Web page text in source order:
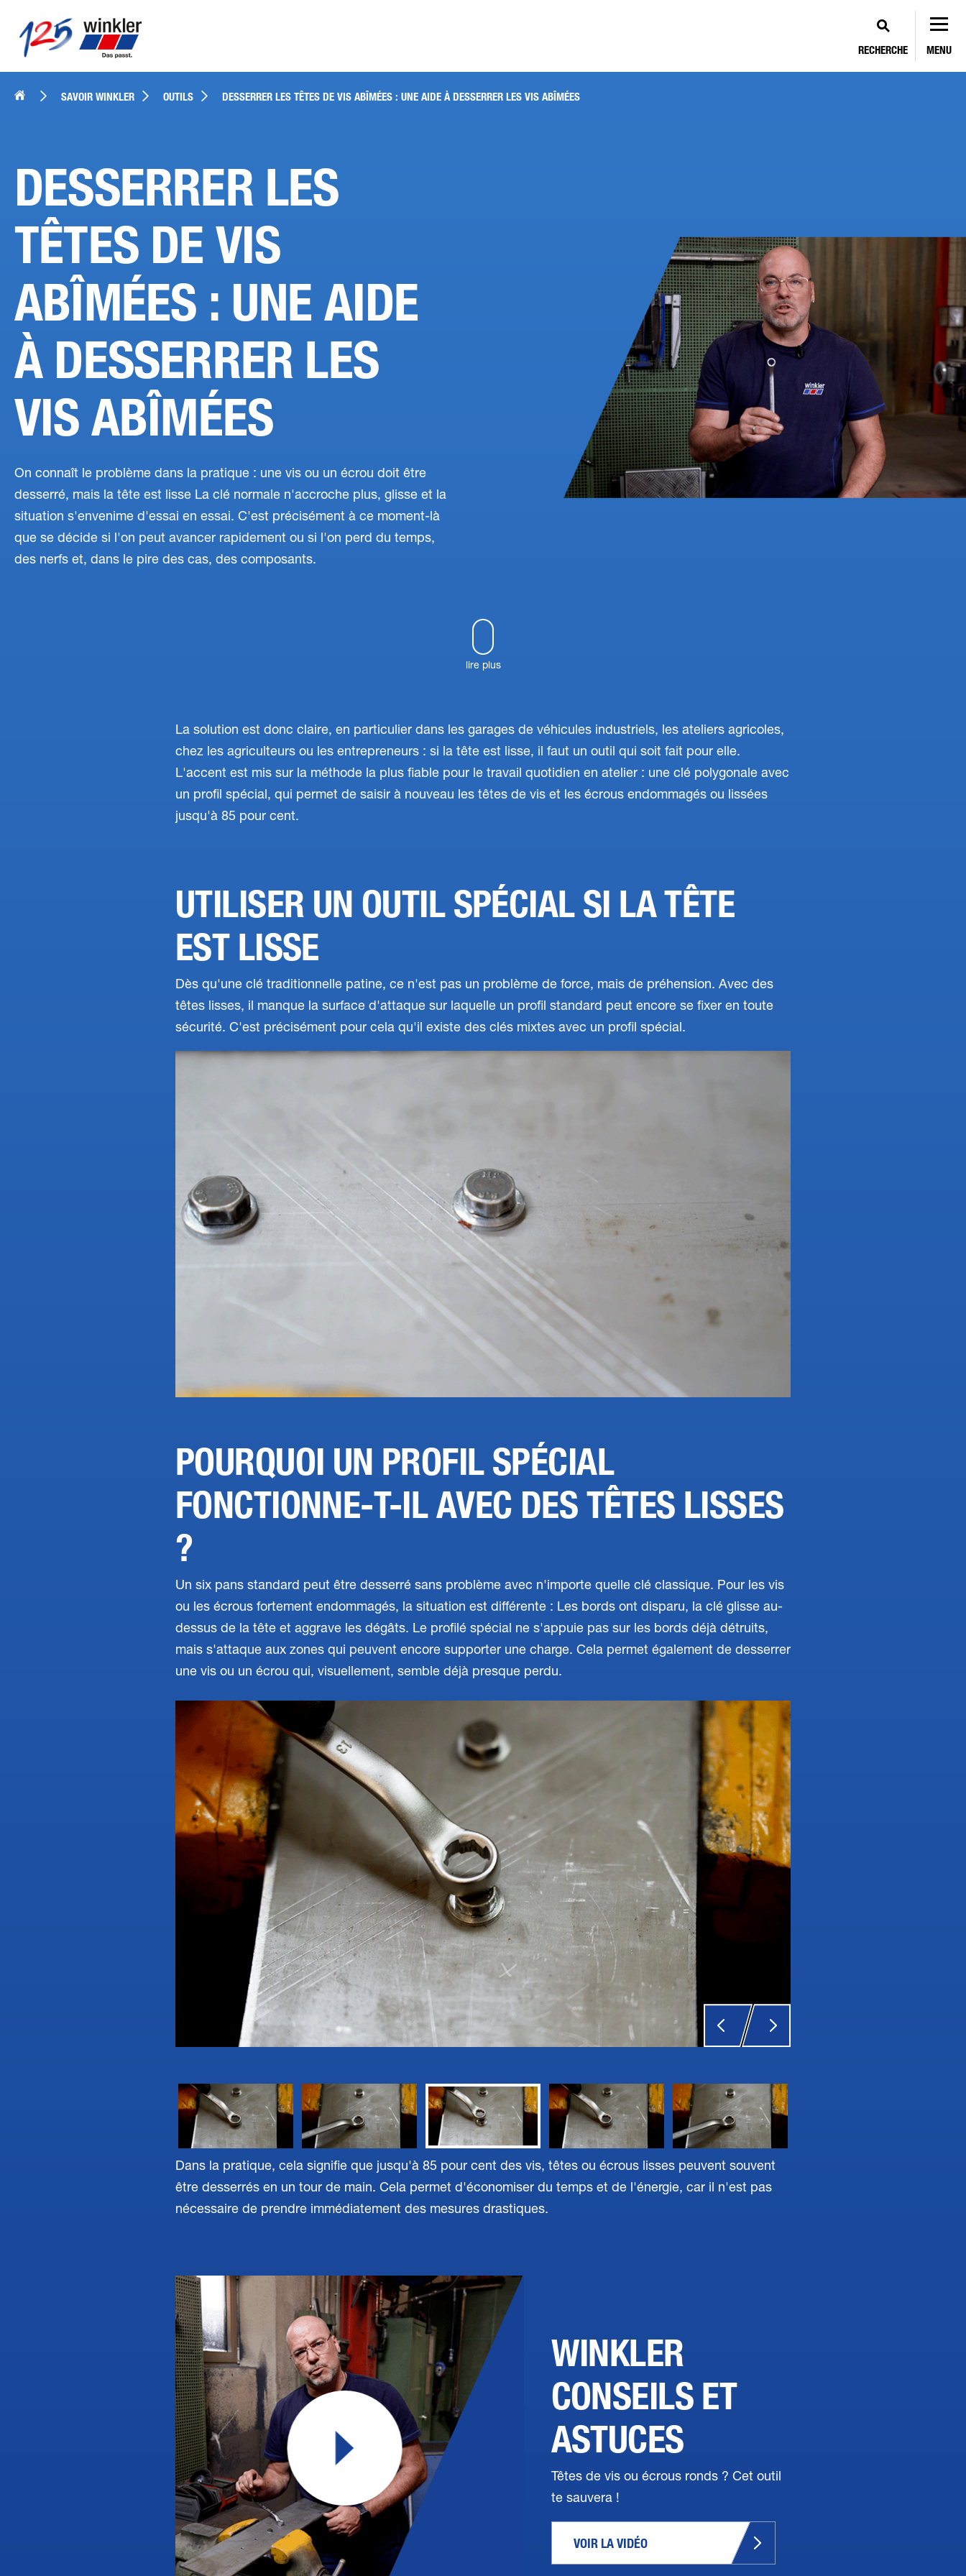
RECHERCHE MENU
SAVOIR WINKLER OUTILS DESSERRER LES TÊTES DE VIS ABÎMÉES : UNE AIDE À DESSERRER LES VIS ABÎMÉES
DESSERRER LES
TÊTES DE VIS
ABÎMÉES : UNE AIDE
À DESSERRER LES
VIS ABÎMÉES
On connaît le problème dans la pratique : une vis ou un écrou doit être
desserré, mais la tête est lisse La clé normale n'accroche plus, glisse et la
situation s'envenime d'essai en essai. C'est précisément à ce moment-là
que se décide si l'on peut avancer rapidement ou si l'on perd du temps,
des nerfs et, dans le pire des cas, des composants.
lire plus
La solution est donc claire, en particulier dans les garages de véhicules industriels, les ateliers agricoles,
chez les agriculteurs ou les entrepreneurs : si la tête est lisse, il faut un outil qui soit fait pour elle.
L'accent est mis sur la méthode la plus fiable pour le travail quotidien en atelier : une clé polygonale avec
un profil spécial, qui permet de saisir à nouveau les têtes de vis et les écrous endommagés ou lissées
jusqu'à 85 pour cent.
UTILISER UN OUTIL SPÉCIAL SI LA TÊTE
EST LISSE
Dès qu'une clé traditionnelle patine, ce n'est pas un problème de force, mais de préhension. Avec des
têtes lisses, il manque la surface d'attaque sur laquelle un profil standard peut encore se fixer en toute
sécurité. C'est précisément pour cela qu'il existe des clés mixtes avec un profil spécial.
POURQUOI UN PROFIL SPÉCIAL
FONCTIONNE-T-IL AVEC DES TÊTES LISSES
?
Un six pans standard peut être desserré sans problème avec n'importe quelle clé classique. Pour les vis
ou les écrous fortement endommagés, la situation est différente : Les bords ont disparu, la clé glisse au-
dessus de la tête et aggrave les dégâts. Le profilé spécial ne s'appuie pas sur les bords déjà détruits,
mais s'attaque aux zones qui peuvent encore supporter une charge. Cela permet également de desserrer
une vis ou un écrou qui, visuellement, semble déjà presque perdu.
Dans la pratique, cela signifie que jusqu'à 85 pour cent des vis, têtes ou écrous lisses peuvent souvent
être desserrés en un tour de main. Cela permet d'économiser du temps et de l'énergie, car il n'est pas
nécessaire de prendre immédiatement des mesures drastiques.
WINKLER
CONSEILS ET
ASTUCES
Têtes de vis ou écrous ronds ? Cet outil
te sauvera !
VOIR LA VIDÉO